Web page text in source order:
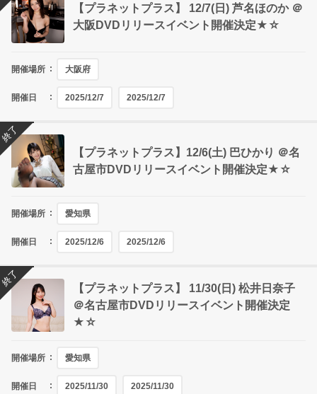
【プラネットプラス】 12/7(日) 芦名ほのか ＠
大阪DVDリリースイベント開催決定★☆
開催場所 大阪府
開催日 2025/12/7 2025/12/7
【プラネットプラス】12/6(土) 巴ひかり ＠名
古屋市DVDリリースイベント開催決定★☆
開催場所 愛知県
開催日 2025/12/6 2025/12/6
終了
【プラネットプラス】 11/30(日) 松井日奈子
＠名古屋市DVDリリースイベント開催決定
★☆
開催場所 愛知県
開催日 2025/11/30 2025/11/30
終了